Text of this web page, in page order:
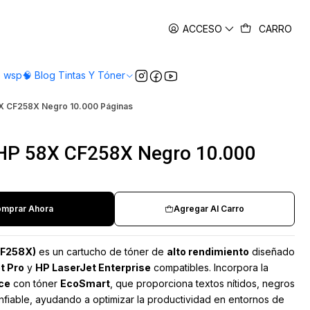
ACCESO CARRO
wsp🧠 Blog Tintas Y Tóner
CF258X Negro 10.000 Páginas
58X CF258X Negro 10.000
Agregar Al Carro
Ahora
es un cartucho de tóner de alto rendimiento diseñado
Pro y HP LaserJet Enterprise compatibles. Incorpora la
con tóner EcoSmart, que proporciona textos nítidos, negros
ayudando a optimizar la productividad en entornos de